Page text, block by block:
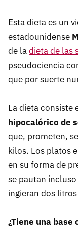
Esta dieta es un
estadounidense
de ladieta de las
pseudociencia
que por suerte
La dieta consiste
hipocalórico de
que, prometen,
kilos. Los platos
en su forma de
se pautan incluso
ingieran dos
¿Tiene una base